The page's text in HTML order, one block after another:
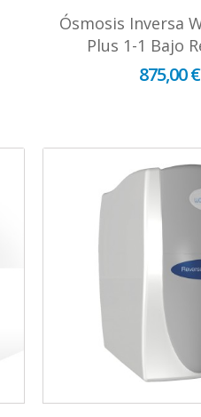
Ósmosis Inversa
Plus 1-1 Bajo
875,00 €